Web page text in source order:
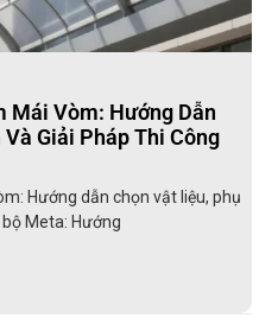
Mái Vòm: Hướng Dẫn
Giải Pháp Thi Công
Hướng dẫn chọn vật liệu, phụ
Meta: Hướng